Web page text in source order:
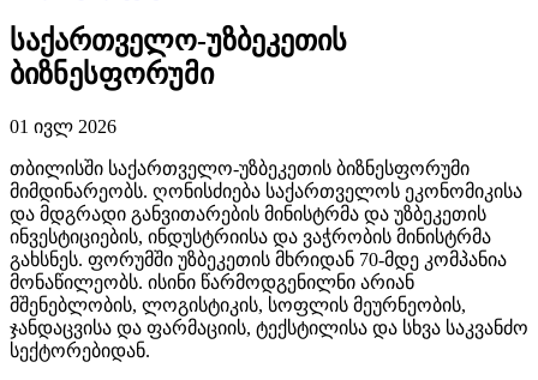
საქართველო-უზბეკეთის
ბიზნესფორუმი
01 ივლ 2026
თბილისში საქართველო-უზბეკეთის ბიზნესფორუმი
მიმდინარეობს. ღონისძიება საქართველოს ეკონომიკისა
და მდგრადი განვითარების მინისტრმა და უზბეკეთის
ინვესტიციების, ინდუსტრიისა და ვაჭრობის მინისტრმა
გახსნეს. ფორუმში უზბეკეთის მხრიდან 70-მდე კომპანია
მონაწილეობს. ისინი წარმოდგენილნი არიან
მშენებლობის, ლოგისტიკის, სოფლის მეურნეობის,
ჯანდაცვისა და ფარმაციის, ტექსტილისა და სხვა საკვანძო
სექტორებიდან.